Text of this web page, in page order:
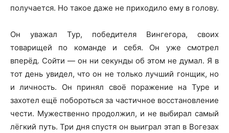
получается. Но такое даже не приходило ему в голову.
Он уважал Тур, победителя Вингегора, своих
товарищей по команде и себя. Он уже смотрел
вперёд. Сойти — он ни секунды об этом не думал. Я в
тот день увидел, что он не только лучший гонщик, но
и личность. Он принял своё поражение на Туре и
захотел ещё побороться за частичное восстановление
чести. Мужественно продолжил, и не выбирал самый
лёгкий путь. Три дня спустя он выиграл этап в Вогезах